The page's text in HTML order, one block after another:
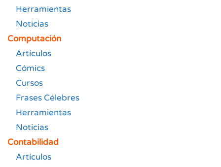
Herramientas
Noticias
Computación
Artículos
Cómics
Cursos
Frases Célebres
Herramientas
Noticias
Contabilidad
Artículos